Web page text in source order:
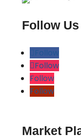
Follow
Follow
Follow
Follow
Follow
Market